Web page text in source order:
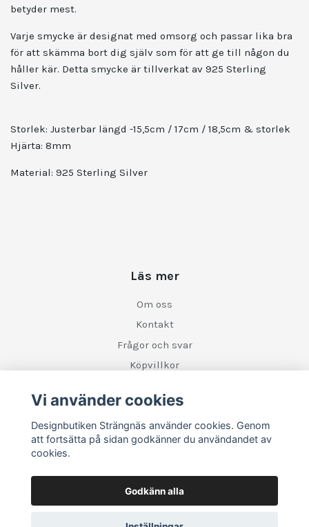
betyder mest.
Varje smycke är designat med omsorg och passar lika bra
för att skämma bort dig själv som för att ge till någon du
håller kär. Detta smycke är tillverkat av 925 Sterling
Silver.
Storlek: Justerbar längd -15,5cm / 17cm / 18,5cm & storlek
Hjärta: 8mm
Material: 925 Sterling Silver
Läs mer
Om oss
Kontakt
Frågor och svar
Köpvillkor
Sociala medier
Vi använder cookies
Designbutiken Strängnäs använder cookies. Genom
att fortsätta på sidan godkänner du användandet av
cookies.
Godkänn alla